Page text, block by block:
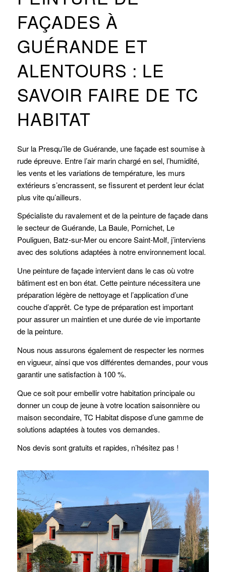
FAÇADES À
GUÉRANDE ET
ALENTOURS : LE
SAVOIR FAIRE DE TC
HABITAT
Sur la Presqu’île de Guérande, une façade est soumise à
rude épreuve. Entre l’air marin chargé en sel, l’humidité,
les vents et les variations de température, les murs
extérieurs s’encrassent, se fissurent et perdent leur éclat
plus vite qu’ailleurs.
Spécialiste du ravalement et de la peinture de façade dans
le secteur de Guérande, La Baule, Pornichet, Le
Pouliguen, Batz-sur-Mer ou encore Saint-Molf, j’interviens
avec des solutions adaptées à notre environnement local.
Une peinture de façade intervient dans le cas où votre
bâtiment est en bon état. Cette peinture nécessitera une
préparation légère de nettoyage et l’application d’une
couche d’apprêt. Ce type de préparation est important
pour assurer un maintien et une durée de vie importante
de la peinture.
Nous nous assurons également de respecter les normes
en vigueur, ainsi que vos différentes demandes, pour vous
garantir une satisfaction à 100 %.
Que ce soit pour embellir votre habitation principale ou
donner un coup de jeune à votre location saisonnière ou
maison secondaire, TC Habitat dispose d’une gamme de
solutions adaptées à toutes vos demandes.
Nos devis sont gratuits et rapides, n’hésitez pas !